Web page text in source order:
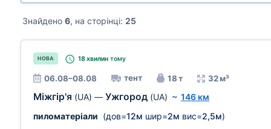
Знайдено 6, на сторінці: 25
НОВА 18 хвилин тому
06.08–08.08 тент 18 т 32 м³
Міжгір'я (UA) — Ужгород (UA) ~ 146 км
пиломатеріали (дов=12м шир=2м вис=2,5м)